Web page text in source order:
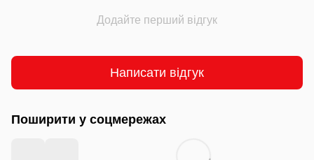
Додайте перший відгук
Написати відгук
Поширити у соцмережах